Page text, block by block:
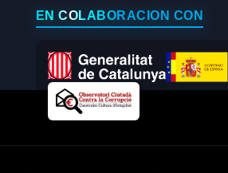
EN COLABORACIÓN CON